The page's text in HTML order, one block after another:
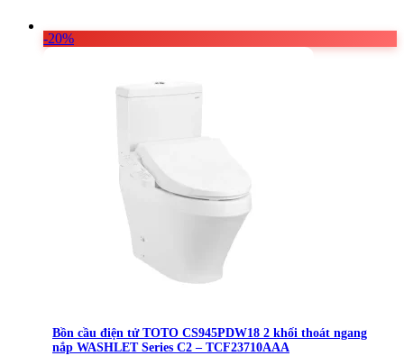
-20%
Bồn cầu điện tử TOTO CS945PDW18 2 khối thoát ngang
nắp WASHLET Series C2 – TCF23710AAA